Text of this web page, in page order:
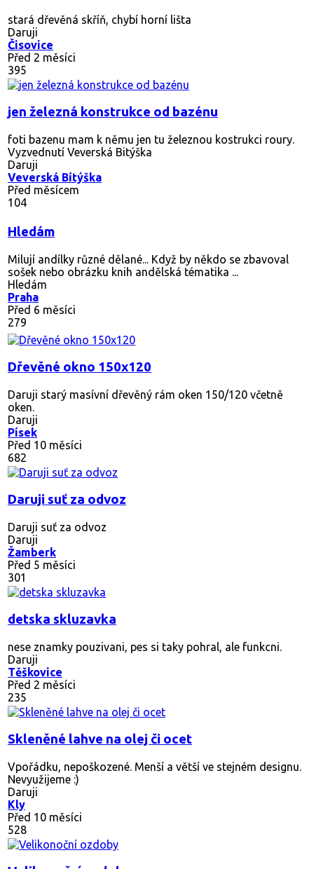
stará dřevěná skříň, chybí horní lišta
Daruji
Čisovice
Před 2 měsíci
395
jen železná konstrukce od bazénu
foti bazenu mam k němu jen tu železnou kostrukci roury.
Vyzvednutí Veverská Bitýška
Daruji
Veverská Bítýška
Před měsícem
104
Hledám
Milují andílky různé dělané... Když by někdo se zbavoval
sošek nebo obrázku knih andělská tématika ...
Hledám
Praha
Před 6 měsíci
279
Dřevěné okno 150x120
Daruji starý masívní dřevěný rám oken 150/120 včetně
oken.
Daruji
Písek
Před 10 měsíci
682
Daruji suť za odvoz
Daruji suť za odvoz
Daruji
Žamberk
Před 5 měsíci
301
detska skluzavka
nese znamky pouzivani, pes si taky pohral, ale funkcni.
Daruji
Těškovice
Před 2 měsíci
235
Skleněné lahve na olej či ocet
Vpořádku, nepoškozené. Menší a větší ve stejném designu.
Nevyužijeme :)
Daruji
Kly
Před 10 měsíci
528